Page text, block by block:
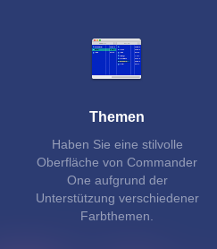
Themen
Haben Sie eine stilvolle
Oberfläche von Commander
One aufgrund der
Unterstützung verschiedener
Farbthemen.